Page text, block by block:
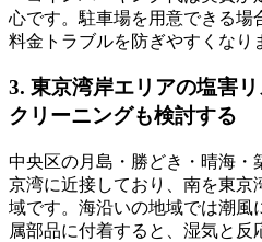
心です。駐車場を用意できる場
料金トラブルを防ぎやすくなり
3. 東京湾岸エリアの塩害
クリーニングも検討する
中央区の月島・勝どき・晴海・
京湾に近接しており、南を東京
域です。海沿いの地域では潮風
属部品に付着すると、湿気と